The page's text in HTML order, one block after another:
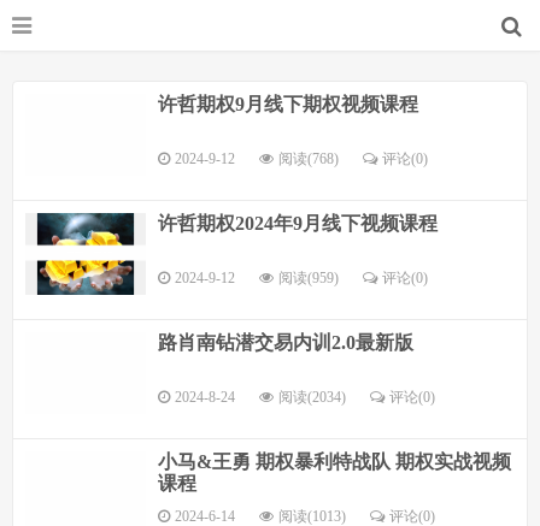
许哲期权9月线下期权视频课程
2024-9-12 阅读(768) 评论(0)
许哲期权2024年9月线下视频课程
2024-9-12 阅读(959) 评论(0)
路肖南钻潜交易内训2.0最新版
2024-8-24 阅读(2034) 评论(0)
小马&王勇 期权暴利特战队 期权实战视频
课程
2024-6-14 阅读(1013) 评论(0)